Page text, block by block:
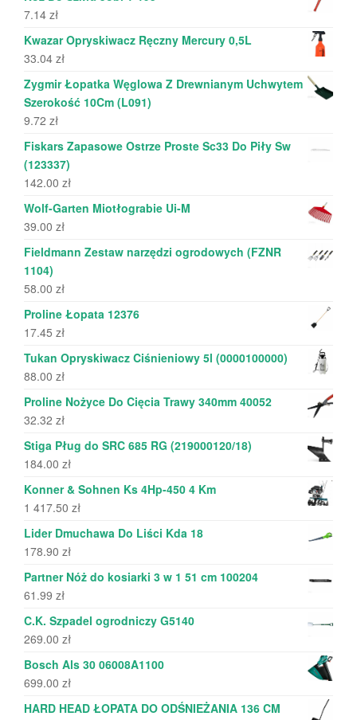
7.14 zł
Kwazar Opryskiwacz Ręczny Mercury 0,5L
33.04 zł
Zygmir Łopatka Węglowa Z Drewnianym Uchwytem
Szerokość 10Cm (L091)
9.72 zł
Fiskars Zapasowe Ostrze Proste Sc33 Do Piły Sw
(123337)
142.00 zł
Wolf-Garten Miotłograbie Ui-M
39.00 zł
Fieldmann Zestaw narzędzi ogrodowych (FZNR
1104)
58.00 zł
Proline Łopata 12376
17.45 zł
Tukan Opryskiwacz Ciśnieniowy 5l (0000100000)
88.00 zł
Proline Nożyce Do Cięcia Trawy 340mm 40052
32.32 zł
Stiga Pług do SRC 685 RG (219000120/18)
184.00 zł
Konner & Sohnen Ks 4Hp-450 4 Km
1 417.50 zł
Lider Dmuchawa Do Liści Kda 18
178.90 zł
Partner Nóż do kosiarki 3 w 1 51 cm 100204
61.99 zł
C.K. Szpadel ogrodniczy G5140
269.00 zł
Bosch Als 30 06008A1100
699.00 zł
HARD HEAD ŁOPATA DO ODŚNIEŻANIA 136 CM